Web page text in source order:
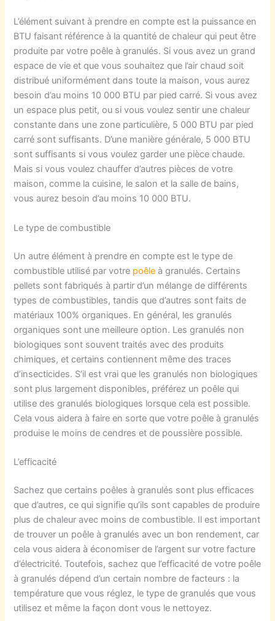
L’élément suivant à prendre en compte est la puissance en
BTU faisant référence à la quantité de chaleur qui peut être
produite par votre poêle à granulés. Si vous avez un grand
espace de vie et que vous souhaitez que l’air chaud soit
distribué uniformément dans toute la maison, vous aurez
besoin d’au moins 10 000 BTU par pied carré. Si vous avez
un espace plus petit, ou si vous voulez sentir une chaleur
constante dans une zone particulière, 5 000 BTU par pied
carré sont suffisants. D’une manière générale, 5 000 BTU
sont suffisants si vous voulez garder une pièce chaude.
Mais si vous voulez chauffer d’autres pièces de votre
maison, comme la cuisine, le salon et la salle de bains,
vous aurez besoin d’au moins 10 000 BTU.
Le type de combustible
Un autre élément à prendre en compte est le type de
combustible utilisé par votre poêle à granulés. Certains
pellets sont fabriqués à partir d’un mélange de différents
types de combustibles, tandis que d’autres sont faits de
matériaux 100% organiques. En général, les granulés
organiques sont une meilleure option. Les granulés non
biologiques sont souvent traités avec des produits
chimiques, et certains contiennent même des traces
d’insecticides. S’il est vrai que les granulés non biologiques
sont plus largement disponibles, préférez un poêle qui
utilise des granulés biologiques lorsque cela est possible.
Cela vous aidera à faire en sorte que votre poêle à granulés
produise le moins de cendres et de poussière possible.
L’efficacité
Sachez que certains poêles à granulés sont plus efficaces
que d’autres, ce qui signifie qu’ils sont capables de produire
plus de chaleur avec moins de combustible. Il est important
de trouver un poêle à granulés avec un bon rendement, car
cela vous aidera à économiser de l’argent sur votre facture
d’électricité. Toutefois, sachez que l’efficacité de votre poêle
à granulés dépend d’un certain nombre de facteurs : la
température que vous réglez, le type de granulés que vous
utilisez et même la façon dont vous le nettoyez.